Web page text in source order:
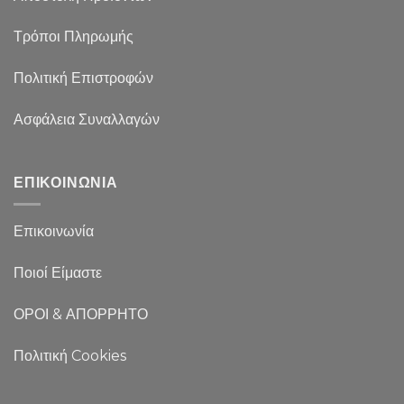
Τρόποι Πληρωμής
Πολιτική Επιστροφών
Ασφάλεια Συναλλαγών
ΕΠΙΚΟΙΝΩΝΙΑ
Επικοινωνία
Ποιοί Είμαστε
ΟΡΟΙ & ΑΠΟΡΡΗΤΟ
Πολιτική Cookies